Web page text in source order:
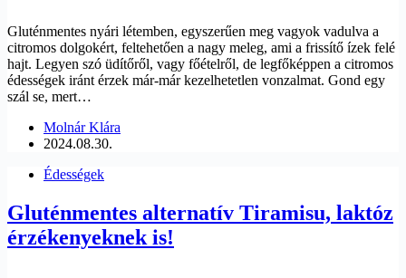
Gluténmentes nyári létemben, egyszerűen meg vagyok vadulva a
citromos dolgokért, feltehetően a nagy meleg, ami a frissítő ízek felé
hajt. Legyen szó üdítőről, vagy főételről, de legfőképpen a citromos
édességek iránt érzek már-már kezelhetetlen vonzalmat. Gond egy
szál se, mert…
Molnár Klára
2024.08.30.
Édességek
Gluténmentes alternatív Tiramisu, laktóz
érzékenyeknek is!